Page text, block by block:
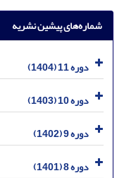
شماره‌های پیشین نشریه
دوره 11 (1404)
دوره 10 (1403)
دوره 9 (1402)
دوره 8 (1401)